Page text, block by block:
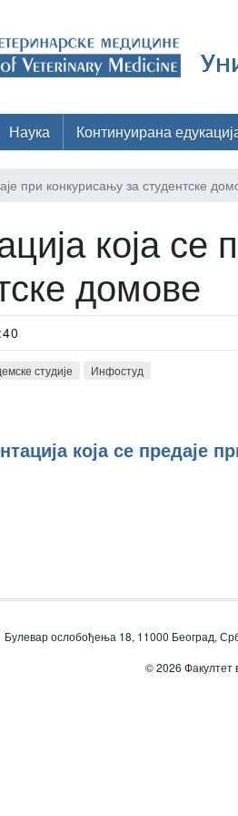
Наука Континуирана
при конкурисању за студентске
која се
домове
студије Инфостуд
која се предаје
Булевар ослобођења 18, 11000 Београд,
© 2026 Факултет